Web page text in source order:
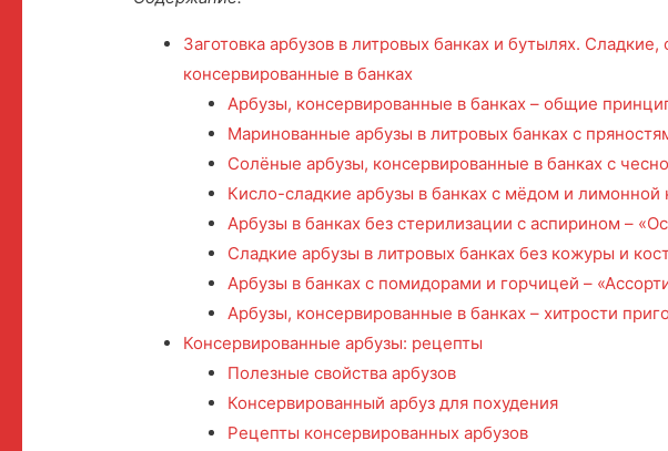
Заготовка арбузов в литровых банках и бутылях.
консервированные в банках
Арбузы, консервированные в банках – общие
Маринованные арбузы в литровых банках с
Солёные арбузы, консервированные в банках с
Кисло-сладкие арбузы в банках с мёдом и лимонной
Арбузы в банках без стерилизации с аспирином –
Сладкие арбузы в литровых банках без кожуры и
Арбузы в банках с помидорами и горчицей –
Арбузы, консервированные в банках – хитрости
Консервированные арбузы: рецепты
Полезные свойства арбузов
Консервированный арбуз для похудения
Рецепты консервированных арбузов